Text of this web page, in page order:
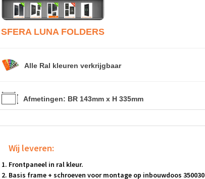
SFERA LUNAFOLDERS
Alle Ral kleuren verkrijgbaar
Afmetingen: BR 143mm x H 335mm
Wij leveren:
Frontpaneel in ral kleur.
Basis frame + schroeven voor montage op inbouwdoos 350030